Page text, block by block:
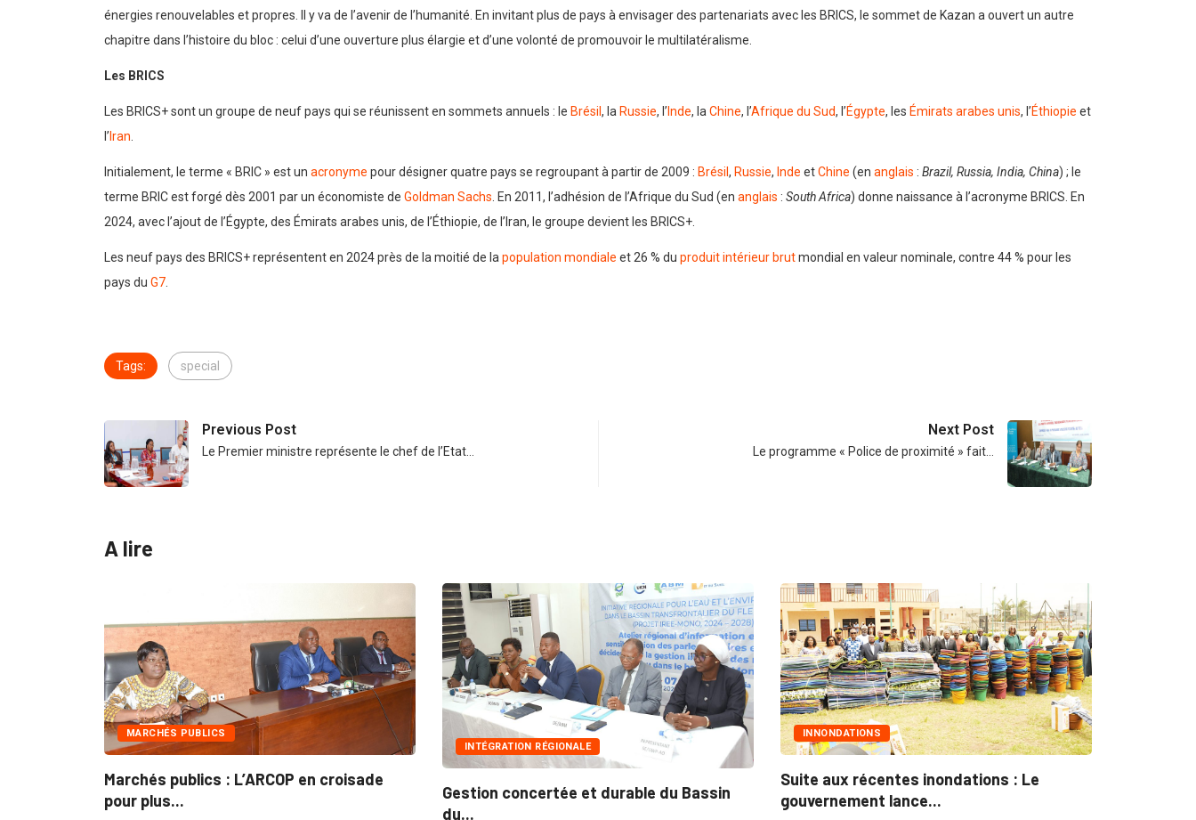
énergies renouvelables et propres. Il y va de l’avenir de l’humanité. En invitant plus de pays à envisager des partenariats avec les BRICS, le sommet de Kazan a ouvert un autre
chapitre dans l’histoire du bloc : celui d’une ouverture plus élargie et d’une volonté de promouvoir le multilatéralisme.
Les BRICS
Les BRICS+ sont un groupe de neuf pays qui se réunissent en sommets annuels : le Brésil , la Russie, l’ Inde, la Chine, l’Afrique du Sud, l’Égypte, les Émirats arabes unis, l’Éthiopie et
l’ Iran
Initialement, le terme « BRIC » est un acronyme pour désigner quatre pays se regroupant à partir de 2009 : Brésil , Russie, Inde etChine (en anglais : Brazil, Russia, India, China) ; le
terme BRIC est forgé dès 2001 par un économiste de Goldman Sachs . En 2011, l’adhésion de l’Afrique du Sud (en anglais : South Africa) donne naissance à l’acronyme BRICS. En
2024, avec l’ajout de l’Égypte, des Émirats arabes unis, de l’Éthiopie, de l’Iran, le groupe devient les BRICS+.
Les neuf pays des BRICS+ représentent en 2024 près de la moitié de la population mondiale et 26 % du produit intérieur brutmondial en valeur nominale, contre 44 % pour les
pays du G7
Tags: special
Previous Post
Le Premier ministre représente le chef de l’Etat…
Next Post
Le programme « Police de proximité » fait…
A lire
MARCHÉS PUBLICS
Marchés publics : L’ARCOP en croisade
pour plus...
INTÉGRATION RÉGIONALE
Gestion concertée et durable du Bassin
INNONDATIONS
Suite aux récentes inondations : Le
gouvernement lance...
MARCHÉS PUBLICS